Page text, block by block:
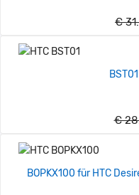
€
€
BOPKX100 für HTC